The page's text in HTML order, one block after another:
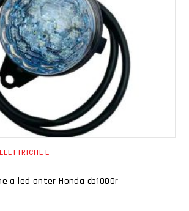
AL CARRELLO
E
a led anter Honda cb1000r